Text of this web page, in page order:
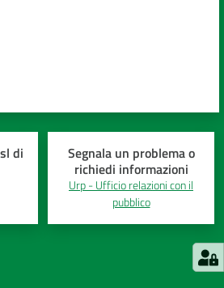
di
Segnala un problema o
richiedi informazioni
Urp - Ufficio relazioni con il
pubblico